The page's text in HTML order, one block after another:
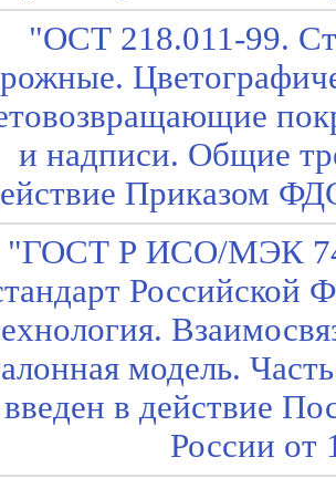
"ОСТ 218.011-99.
и надписи. Общие
Приказом
"ГОСТ Р ИСО/МЭК
Российской
модель.
введен в действие
России от